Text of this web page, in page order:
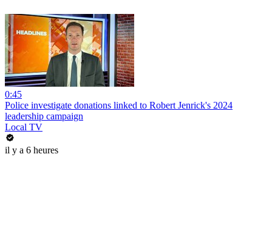
0:45
Police investigate donations linked to Robert Jenrick's 2024
leadership campaign
Local TV
il y a 6 heures